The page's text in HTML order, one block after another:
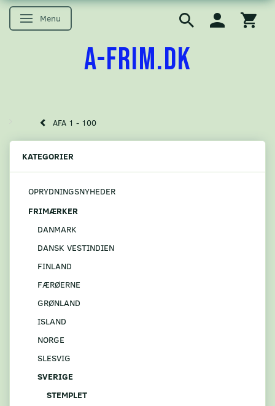
Skifte navigation
Menu
A-FRIM.DK
AFA 1 - 100
KATEGORIER
OPRYDNINGSNYHEDER
FRIMÆRKER
DANMARK
DANSK VESTINDIEN
FINLAND
FÆRØERNE
GRØNLAND
ISLAND
NORGE
SLESVIG
SVERIGE
STEMPLET